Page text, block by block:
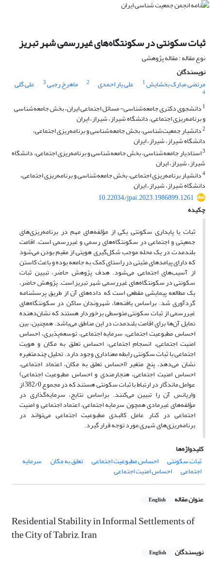
ثبات سکونتی در سکونتگاه‌های غیررسمی شهر تبریز
نوع مقاله : مقاله پژوهشی
نویسندگان
مرتضی مبارک بخشایش1 علی یار احمدی 2 ماهرخ رجبی3 علی گلی
4
1 دانشجوی دکتری جامعه‌شناسی- مسائل اجتماعی ایران، بخش جامعه‌شناسی
و برنامه‌ریزی اجتماعی، دانشگاه شیراز، شیراز، ایران
2دانشیار جمعیت‌شناسی، بخش جامعه‌شناسی و برنامه‌ریزی اجتماعی،
دانشگاه شیراز، شیراز، ایران
3استادیار جامعه‌شناسی، بخش جامعه‌شناسی و برنامه‌ریزی اجتماعی، دانشگاه
شیراز، شیراز، ایران
4دانشیار برنامه‌ریزی اجتماعی، بخش جامعه‌شناسی و برنامه‌ریزی اجتماعی،
دانشگاه شیراز، شیراز، ایران
10.22034/jpai.2023.1986899.1261
چکیده
ثبات یا پایداری سکونتی یکی از مؤلفه‌های مهم در برنامه‌ریزی‌های
جمعیتی و اجتماعی در سکونتگاه‌های رسمی و غیررسمی است. اقامت
بلندمدت در یک محله موجب شکل‌گیری هویتی از مقیم بودن می‌شود
که دارای پیامدهای مثبتی در راستای کمک به جامعه بوده و باعث کاستن
از آسیب‌های اجتماعی می‌شود. هدف پژوهش حاضر، تبیین ثبات
سکونتی در سکونتگاه‌های غیررسمی شهر تبریز است. پژوهش حاضر،
یک مطالعه پیمایشی مقطعی است که داده‌های آن از طریق پرسشنامه
گردآوری شد. براساس یافته‌ها، شهروندان ساکن در سکونتگاه‌های
غیررسمی از ثبات سکونتی متوسطی برخوردار هستند که نشان‌دهنده
تمایل آن‌ها برای اقامت بلندمدت در این مناطق می‌باشد. همچنین، بین
احساس مطبوعیت اجتماعی، سرمایه اجتماعی، توسعه‌پذیری، احساس
امنیت اجتماعی، انسجام اجتماعی، احساس تعلق به مکان و هویت
اجتماعی با ثبات سکونتی رابطه معناداری وجود دارد. تحلیل چندمتغیره
نشان می‌دهد، پنج متغیر (احساس تعلق به مکان، اعتماد اجتماعی،
احساس امنیت اجتماعی، هنجارمندی و احساس مطبوعیت اجتماعی)
عوامل ماندگار در ارتباط با ثبات سکونتی هستند که در مجموع 382/0 از
واریانس آن را تبیین می‌کنند. براساس نتایج، سرمایه‌گذاری در
مؤلفه‌های غیرمادی همچون سرمایه اجتماعی، اعتماد اجتماعی و امنیت
اجتماعی در کنار عامل کالبدی مطبوعیت اجتماعی می‌تواند در
برنامه‌ریزی‌های شهری مورد توجه قرار گیرد.
کلیدواژه‌ها
ثبات سکونتی
احساس مطبوعیت اجتماعی تعلق به مکان سرمایه
اجتماعی احساس امنیت اجتماعی
عنوان مقاله English
Residential Stability in Informal Settlements of
the City of Tabriz, Iran
نویسندگان English